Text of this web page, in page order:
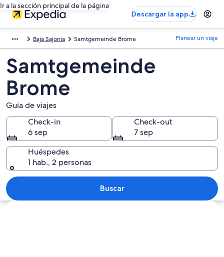
Ir a la sección principal de la página
Descargar la app
Baja Sajonia Samtgemeinde Brome Planear un viaje
Samtgemeinde
Brome
Guía de viajes
Check-in
6 sep
Check-out
7 sep
Huéspedes
1 hab., 2 personas
Buscar
Explorar mapa